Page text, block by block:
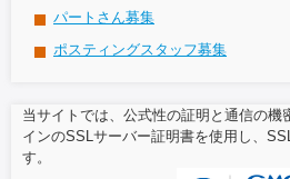
パートさん募集
ポスティングスタッフ募集
当サイトでは、公式性の証明と通信の機
インのSSLサーバー証明書を使用し、
す。